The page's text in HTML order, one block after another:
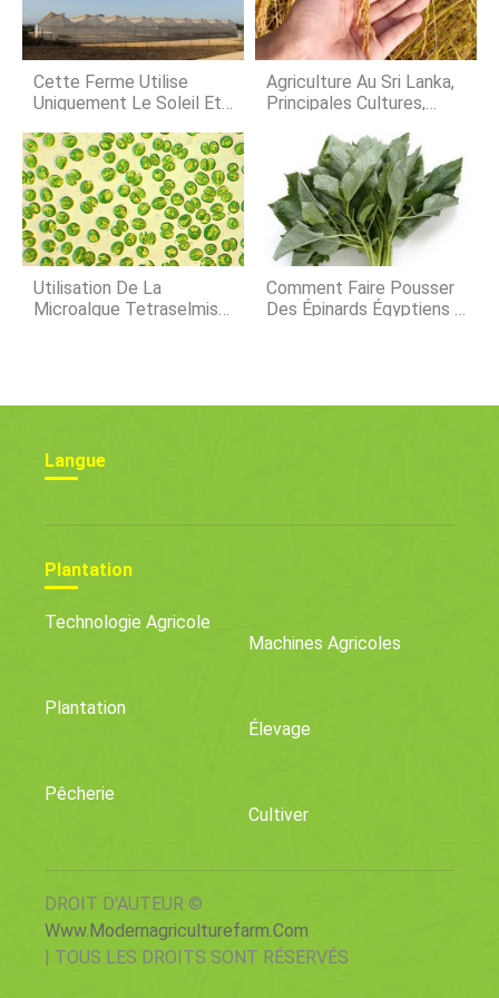
vous souhaitez cultiver des pommes
Snapp Stayman, cest définitivement
un clin doeil ! Continuez à lire pour en
savoir plus. Informations Snapp
Cette Ferme Utilise
Uniquement Le Soleil Et
Pousser Des Aliments
Agriculture Au Sri Lanka,
Principales Cultures,
Utilisation De La
Microalgue Tetraselmis
Comment Faire Pousser
Des Épinards Égyptiens À
Langue
Plantation
Technologie Agricole
Machines Agricoles
Plantation
Élevage
Pêcherie
Cultiver
DROIT D'AUTEUR ©
Www.modernagriculturefarm.com
| TOUS LES DROITS SONT RÉSERVÉS